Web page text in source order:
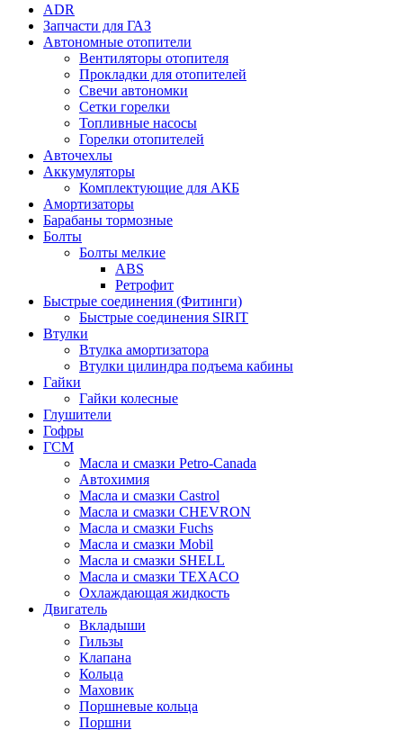
ADR
Запчасти для ГАЗ
Автономные отопители
Вентиляторы отопителя
Прокладки для отопителей
Свечи автономки
Сетки горелки
Топливные насосы
Горелки отопителей
Авточехлы
Аккумуляторы
Комплектующие для АКБ
Амортизаторы
Барабаны тормозные
Болты
Болты мелкие
ABS
Ретрофит
Быстрые соединения (Фитинги)
Быстрые соединения SIRIT
Втулки
Втулка амортизатора
Втулки цилиндра подъема кабины
Гайки
Гайки колесные
Глушители
Гофры
ГСМ
Масла и смазки Petro-Canada
Автохимия
Масла и смазки Castrol
Масла и смазки CHEVRON
Масла и смазки Fuchs
Масла и смазки Mobil
Масла и смазки SHELL
Масла и смазки TEXACO
Охлаждающая жидкость
Двигатель
Вкладыши
Гильзы
Клапана
Кольца
Маховик
Поршневые кольца
Поршни